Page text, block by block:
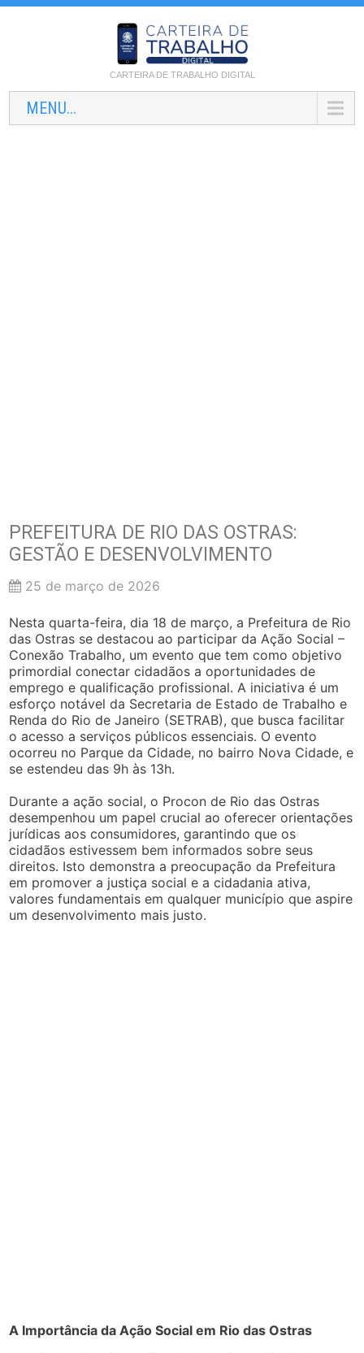
CARTEIRA DE TRABALHO DIGITAL
MENU...
PREFEITURA DE RIO DAS OSTRAS:
GESTÃO E DESENVOLVIMENTO
25 de março de 2026
Nesta quarta-feira, dia 18 de março, a Prefeitura de Rio
das Ostras se destacou ao participar da Ação Social –
Conexão Trabalho, um evento que tem como objetivo
primordial conectar cidadãos a oportunidades de
emprego e qualificação profissional. A iniciativa é um
esforço notável da Secretaria de Estado de Trabalho e
Renda do Rio de Janeiro (SETRAB), que busca facilitar
o acesso a serviços públicos essenciais. O evento
ocorreu no Parque da Cidade, no bairro Nova Cidade, e
se estendeu das 9h às 13h.
Durante a ação social, o Procon de Rio das Ostras
desempenhou um papel crucial ao oferecer orientações
jurídicas aos consumidores, garantindo que os
cidadãos estivessem bem informados sobre seus
direitos. Isto demonstra a preocupação da Prefeitura
em promover a justiça social e a cidadania ativa,
valores fundamentais em qualquer município que aspire
um desenvolvimento mais justo.
A Importância da Ação Social em Rio das Ostras